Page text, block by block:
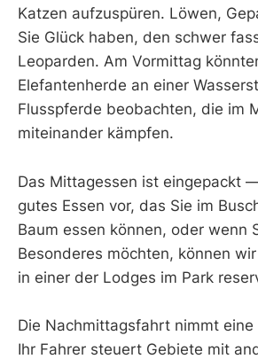
Katzen aufzuspüren. Löwen,
Sie Glück haben, den schwer
Leoparden. Am Vormittag
Elefantenherde an einer
Flusspferde beobachten, die im
miteinander kämpfen.
Das Mittagessen ist eingepackt
gutes Essen vor, das Sie im
Baum essen können, oder wenn
Besonderes möchten, können
in einer der Lodges im Park
Die Nachmittagsfahrt nimmt eine
Ihr Fahrer steuert Gebiete mit